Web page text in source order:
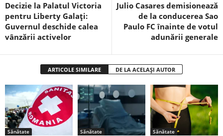
Decizie la Palatul Victoria
pentru Liberty Galați:
Guvernul deschide calea
vânzării activelor
Julio Casares demisionează
de la conducerea Sao
Paulo FC înainte de votul
adunării generale
ARTICOLE SIMILARE DE LA ACELAȘI AUTOR
Sănătate Sănătate Sănătate